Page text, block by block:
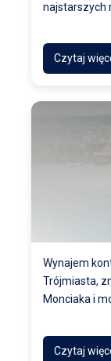
najstarszych
Czytaj
Wynajem
Trójmiasta,
Monciaka i
Czytaj